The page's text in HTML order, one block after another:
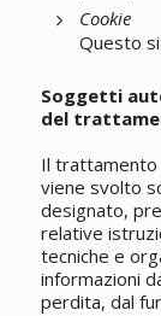
Cookie
Questo
Soggetti
del
Il trattamento
viene svolto
designato,
relative
tecniche e
informazioni
perdita, dal